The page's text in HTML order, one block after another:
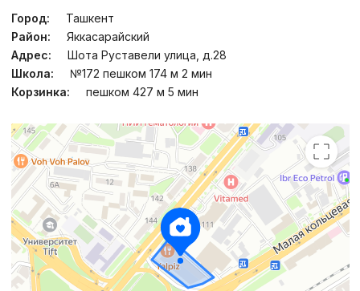
Город:
Ташкент
Район:
Яккасарайский
Адрес:
Шота Руставели улица, д.28
Школа:
№172 пешком 174 м 2 мин
Корзинка:
пешком 427 м 5 мин